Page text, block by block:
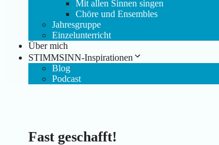
Mit allen Sinnen singen
Chöre und Ensembles
Jahresgruppe
Einzelunterricht
Über mich
STIMMSINN-Inspirationen
Blog
Podcast
Fast geschafft!